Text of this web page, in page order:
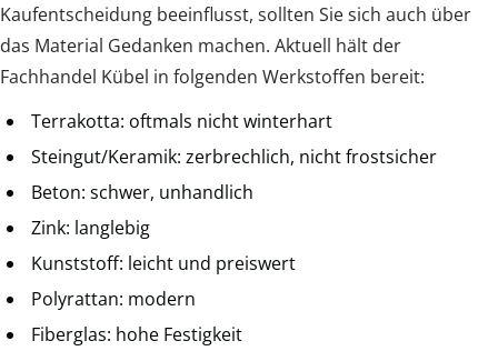
Kaufentscheidung beeinflusst, sollten Sie sich auch über
das Material Gedanken machen. Aktuell hält der
Fachhandel Kübel in folgenden Werkstoffen bereit:
Terrakotta: oftmals nicht winterhart
Steingut/Keramik: zerbrechlich, nicht frostsicher
Beton: schwer, unhandlich
Zink: langlebig
Kunststoff: leicht und preiswert
Polyrattan: modern
Fiberglas: hohe Festigkeit